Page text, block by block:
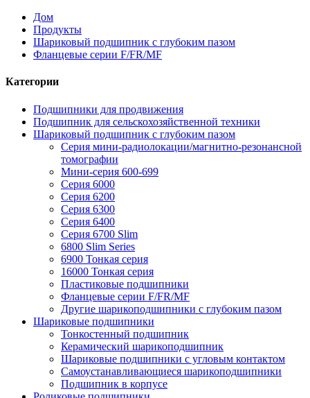
Дом
Продукты
Шариковый подшипник с глубоким пазом
Фланцевые серии F/FR/MF
Категории
Подшипники для продвижения
Подшипник для сельскохозяйственной техники
Шариковый подшипник с глубоким пазом
Серия мини-радиолокации/магнитно-резонансной
томографии
Мини-серия 600-699
Серия 6000
Серия 6200
Серия 6300
Серия 6400
Серия 6700 Slim
6800 Slim Series
6900 Тонкая серия
16000 Тонкая серия
Пластиковые подшипники
Фланцевые серии F/FR/MF
Другие шарикоподшипники с глубоким пазом
Шариковые подшипники
Тонкостенный подшипник
Керамический шарикоподшипник
Шариковые подшипники с угловым контактом
Самоустанавливающиеся шарикоподшипники
Подшипник в корпусе